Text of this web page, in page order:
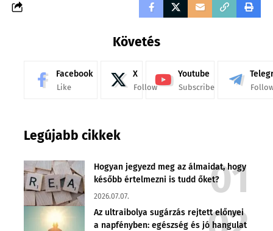
Követés
Facebook
Like
X
Follow
Youtube
Subscribe
Legújabb cikkek
Hogyan jegyezd meg az álmaidat, hogy
később értelmezni is tudd őket?
2026.07.07.
Az ultraibolya sugárzás rejtett előnyei
a napfényben: egészség és jó hangulat